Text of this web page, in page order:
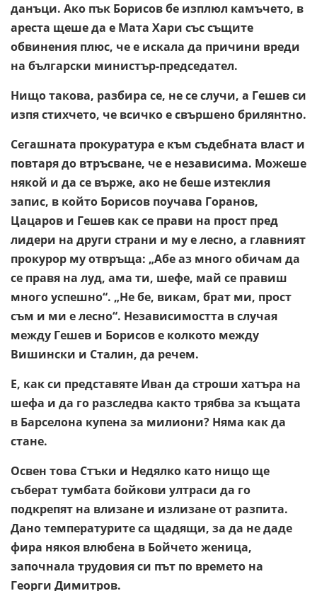
данъци. Ако пък Борисов бе изплюл камъчето, в
ареста щеше да е Мата Хари със същите
обвинения плюс, че е искала да причини вреди
на български министър-председател.
Нищо такова, разбира се, не се случи, а Гешев си
изпя стихчето, че всичко е свършено брилянтно.
Сегашната прокуратура е към съдебната власт и
повтаря до втръсване, че е независима. Можеше
някой и да се върже, ако не беше изтеклия
запис, в който Борисов поучава Горанов,
Цацаров и Гешев как се прави на прост пред
лидери на други страни и му е лесно, а главният
прокурор му отвръща: „Абе аз много обичам да
се правя на луд, ама ти, шефе, май се правиш
много успешно“. „Не бе, викам, брат ми, прост
съм и ми е лесно“. Независимостта в случая
между Гешев и Борисов е колкото между
Вишински и Сталин, да речем.
Е, как си представяте Иван да строши хатъра на
шефа и да го разследва както трябва за къщата
в Барселона купена за милиони? Няма как да
стане.
Освен това Стъки и Недялко като нищо ще
съберат тумбата бойкови ултраси да го
подкрепят на влизане и излизане от разпита.
Дано температурите са щадящи, за да не даде
фира някоя влюбена в Бойчето женица,
започнала трудовия си път по времето на
Георги Димитров.